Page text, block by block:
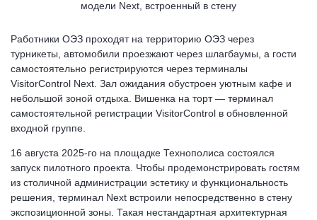
Работники ОЭЗ проходят на территорию ОЭЗ через
турникеты, автомобили проезжают через шлагбаумы, а гости
самостоятельно регистрируются через терминалы
VisitorControl Next. Зал ожидания обустроен уютным кафе и
небольшой зоной отдыха. Вишенка на торт — терминал
самостоятельной регистрации VisitorControl в обновленной
входной группе.
16 августа 2025-го на площадке Технополиса состоялся
запуск пилотного проекта. Чтобы продемонстрировать гостям
из столичной администрации эстетику и функциональность
решения, терминал Next встроили непосредственно в стену
экспозиционной зоны. Такая нестандартная архитектурная